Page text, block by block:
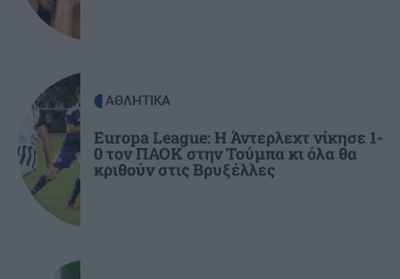
Ελλάδας…»
ΚΟΣΜΟΣ
Η Βουδαπέστη χαμηλώνει τα φώτα σε μνημεία
και ιστορικά κτίρια για να εξοικονομήσει
ενέργεια
ΕΛΛΑΔΑ
Το τέλος μιας εποχής για το Allou! Fun Park - Η
ΑΘΛΗΤΙΚΑ
Europa League: Η Άντερλεχτ νίκησε 1-
0 τον ΠΑΟΚ στην Τούμπα κι όλα θα
κριθούν στις Βρυξέλλες